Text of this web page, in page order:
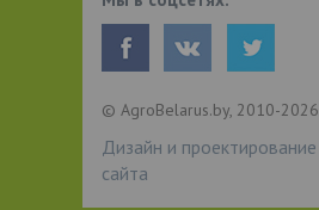
© AgroBelarus.by, 2010-2026
Дизайн и проектирование
сайта